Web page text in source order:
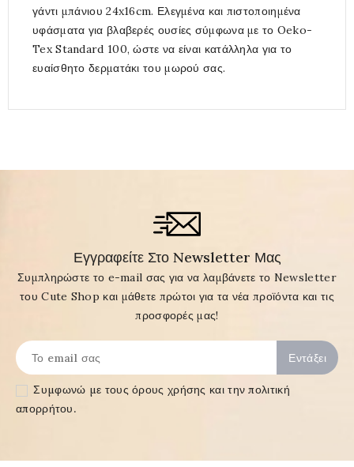
γάντι μπάνιου 24x16cm. Ελεγμένα και πιστοποιημένα
υφάσματα για βλαβερές ουσίες σύμφωνα με το Oeko-
Tex Standard 100, ώστε να είναι κατάλληλα για το
ευαίσθητο δερματάκι του μωρού σας.
Εγγραφείτε Στο Newsletter Μας
Συμπληρώστε το e-mail σας για να λαμβάνετε το Newsletter
του Cute Shop και μάθετε πρώτοι για τα νέα προϊόντα και τις
προσφορές μας!
Συμφωνώ με τουςόρους χρήσης και την πολιτική
απορρήτου.